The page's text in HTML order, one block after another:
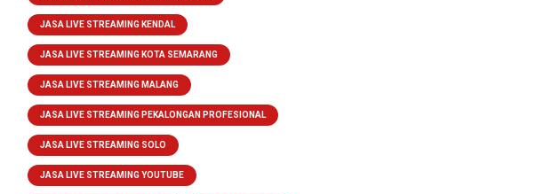
JASA LIVE STREAMING KENDAL
JASA LIVE STREAMING KOTA SEMARANG
JASA LIVE STREAMING MALANG
JASA LIVE STREAMING PEKALONGAN PROFESIONAL
JASA LIVE STREAMING SOLO
JASA LIVE STREAMING YOUTUBE